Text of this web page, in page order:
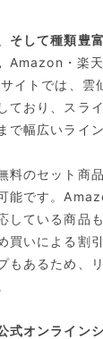
そして種類豊
Amazon・楽
イトでは、雲
ており、スラ
で幅広いライ
料のセット商
能です。
している商品
買いによる割
もあるため、
式オンライン